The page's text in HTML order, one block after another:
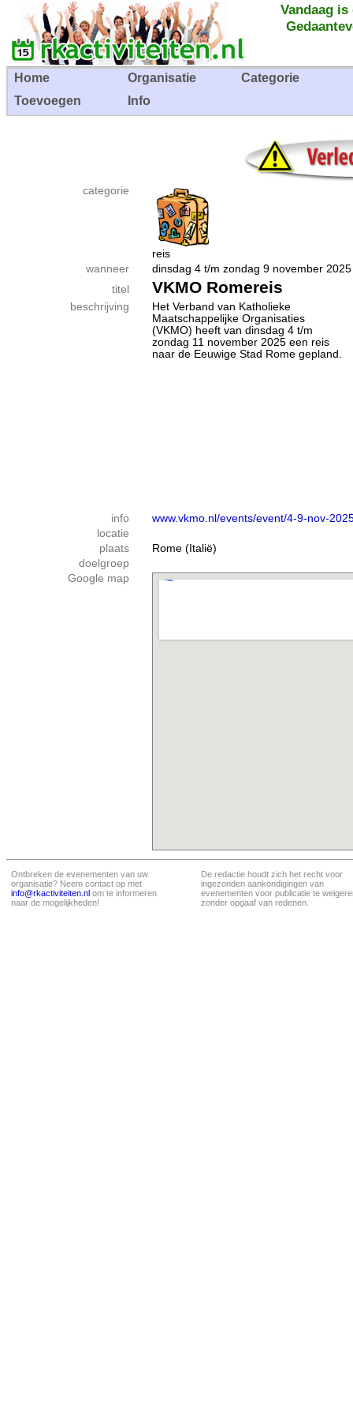
Vandaag
Home Organisatie
Categorie
Toevoegen
Info
categorie
reis
wanneer
dinsdag 4 t/m zondag 9 november
titel
VKMO Romereis
beschrijving
Het Verband van Katholieke
Maatschappelijke Organisaties
(VKMO) heeft van dinsdag 4 t/m
zondag 11 november 2025 een reis
naar de Eeuwige Stad Rome gepland.
info
www.vkmo.nl/events/event/4-9-nov-
locatie
plaats
Rome (Italië)
doelgroep
Google map
Ontbreken de evenementen van uw
organisatie? Neem contact op met
info@rkactiviteiten.nl om te informeren
naar de mogelijkheden!
De redactie houdt zich het recht voor
ingezonden aankondigingen van
evenementen voor publicatie te
zonder opgaaf van redenen.